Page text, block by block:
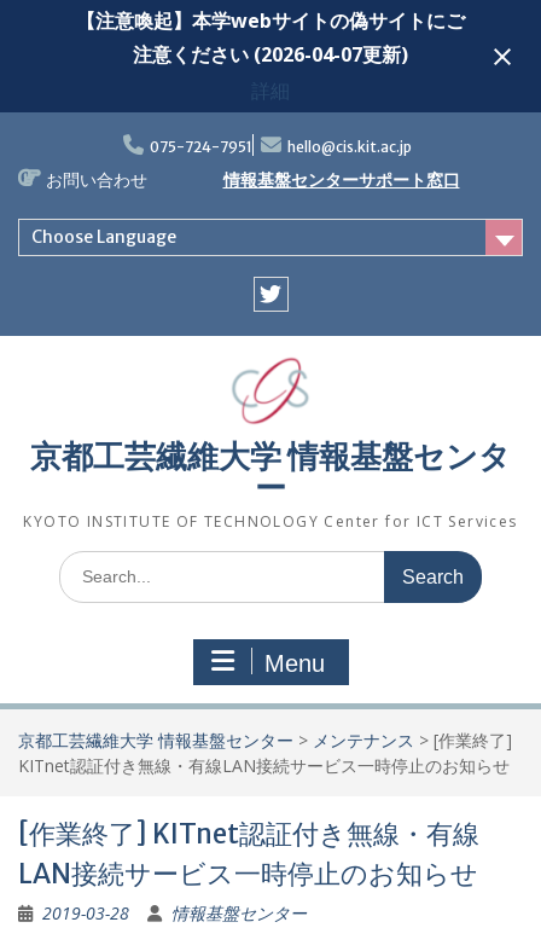
【注意喚起】本学webサイトの偽サイトにご
注意ください (2026-04-07更新)
詳細
content
075-724-7951 hello@cis.kit.ac.jp
お問い合わせ 情報基盤センターサポート窓口
Choose Language
京都工芸繊維大学 情報基盤センタ
ー
KYOTO INSTITUTE OF TECHNOLOGY Center for ICT Services
Search
for:
Menu
京都工芸繊維大学 情報基盤センター > メンテナンス > [作業終了]
KITnet認証付き無線・有線LAN接続サービス一時停止のお知らせ
[作業終了] KITnet認証付き無線・有線
LAN接続サービス一時停止のお知らせ
2019-03-28 情報基盤センター